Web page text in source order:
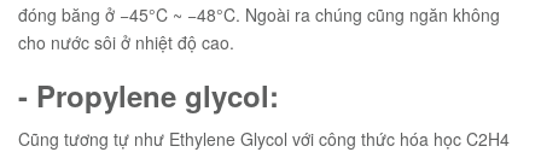
đóng băng ở −45°C ~ −48°C. Ngoài ra chúng cũng ngăn không
cho nước sôi ở nhiệt độ cao.
- Propylene glycol:
Cũng tương tự như Ethylene Glycol với công thức hóa học C2H4